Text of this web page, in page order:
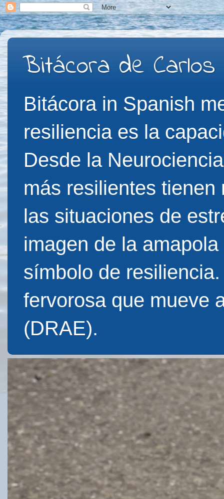
Bitácora de Carlos
Bitácora in Spanish
resiliencia es la
Desde la
más resilientes
las situaciones de
imagen de la
símbolo de
fervorosa que mueve
(DRAE).